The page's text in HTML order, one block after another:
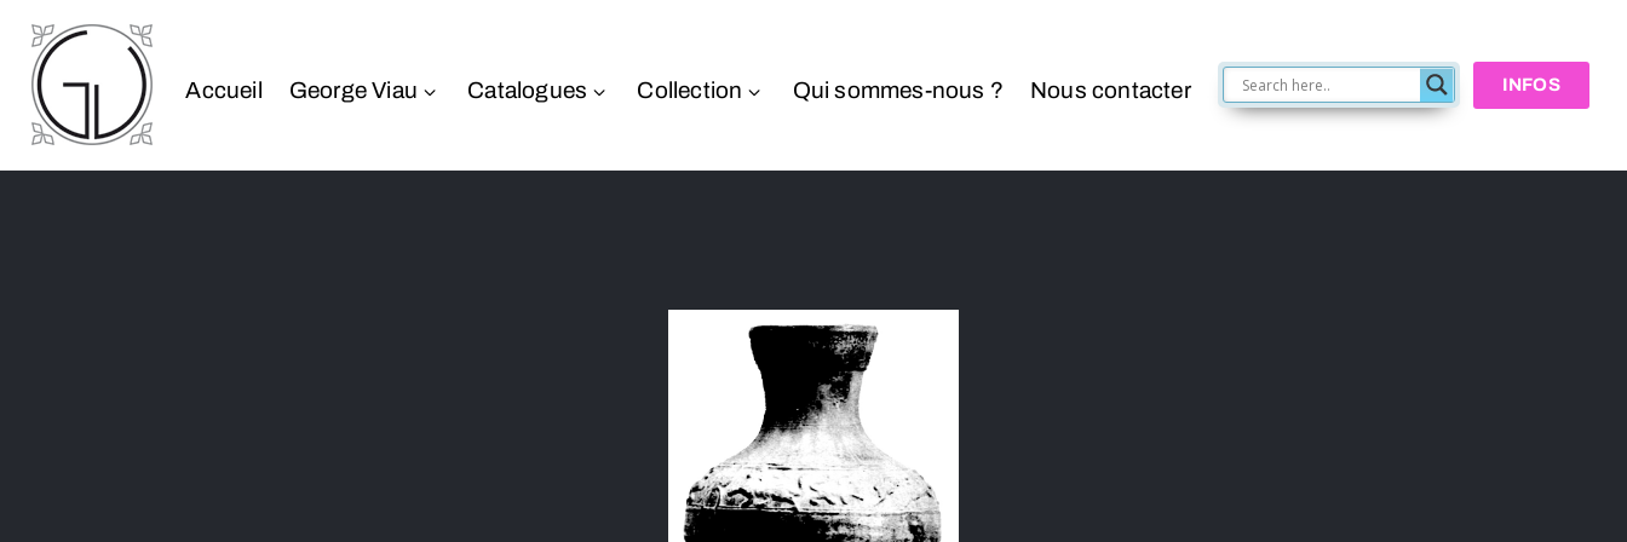
Accueil George Viau Catalogues Collection Qui sommes-nous ? Nous contacter INFOS